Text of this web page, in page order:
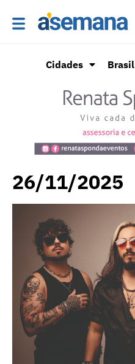
Cidades Brasil
26/11/2025